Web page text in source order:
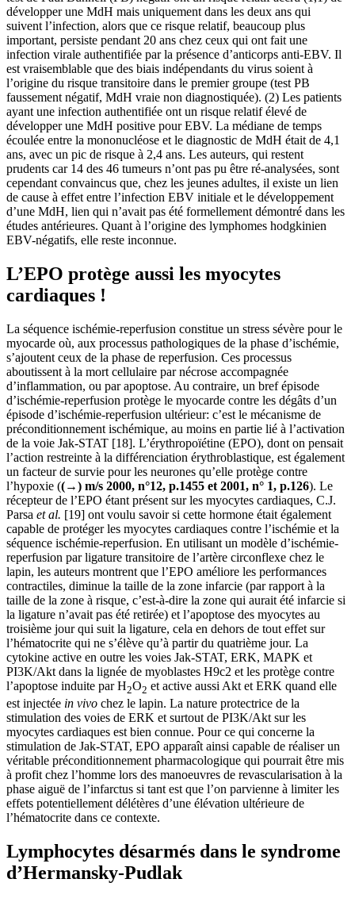
développer une MdH mais uniquement dans les deux ans qui
suivent l’infection, alors que ce risque relatif, beaucoup plus
important, persiste pendant 20 ans chez ceux qui ont fait une
infection virale authentifiée par la présence d’anticorps anti-EBV. Il
est vraisemblable que des biais indépendants du virus soient à
l’origine du risque transitoire dans le premier groupe (test PB
faussement négatif, MdH vraie non diagnostiquée). (2) Les patients
ayant une infection authentifiée ont un risque relatif élevé de
développer une MdH positive pour EBV. La médiane de temps
écoulée entre la mononucléose et le diagnostic de MdH était de 4,1
ans, avec un pic de risque à 2,4 ans. Les auteurs, qui restent
prudents car 14 des 46 tumeurs n’ont pas pu être ré-analysées, sont
cependant convaincus que, chez les jeunes adultes, il existe un lien
de cause à effet entre l’infection EBV initiale et le développement
d’une MdH, lien qui n’avait pas été formellement démontré dans les
études antérieures. Quant à l’origine des lymphomes hodgkinien
EBV-négatifs, elle reste inconnue.
L’EPO protège aussi les myocytes
cardiaques !
La séquence ischémie-reperfusion constitue un stress sévère pour le
myocarde où, aux processus pathologiques de la phase d’ischémie,
s’ajoutent ceux de la phase de reperfusion. Ces processus
aboutissent à la mort cellulaire par nécrose accompagnée
d’inflammation, ou par apoptose. Au contraire, un bref épisode
d’ischémie-reperfusion protège le myocarde contre les dégâts d’un
épisode d’ischémie-reperfusion ultérieur: c’est le mécanisme de
préconditionnement ischémique, au moins en partie lié à l’activation
de la voie Jak-STAT [18]. L’érythropoïétine (EPO), dont on pensait
l’action restreinte à la différenciation érythroblastique, est également
un facteur de survie pour les neurones qu’elle protège contre
l’hypoxie ((→) m/s 2000, n°12, p.1455 et 2001, n° 1, p.126). Le
récepteur de l’EPO étant présent sur les myocytes cardiaques, C.J.
Parsa et al. [19] ont voulu savoir si cette hormone était également
capable de protéger les myocytes cardiaques contre l’ischémie et la
séquence ischémie-reperfusion. En utilisant un modèle d’ischémie-
reperfusion par ligature transitoire de l’artère circonflexe chez le
lapin, les auteurs montrent que l’EPO améliore les performances
contractiles, diminue la taille de la zone infarcie (par rapport à la
taille de la zone à risque, c’est-à-dire la zone qui aurait été infarcie si
la ligature n’avait pas été retirée) et l’apoptose des myocytes au
troisième jour qui suit la ligature, cela en dehors de tout effet sur
l’hématocrite qui ne s’élève qu’à partir du quatrième jour. La
cytokine active en outre les voies Jak-STAT, ERK, MAPK et
PI3K/Akt dans la lignée de myoblastes H9c2 et les protège contre
l’apoptose induite par H2O2 et active aussi Akt et ERK quand elle
est injectée in vivo chez le lapin. La nature protectrice de la
stimulation des voies de ERK et surtout de PI3K/Akt sur les
myocytes cardiaques est bien connue. Pour ce qui concerne la
stimulation de Jak-STAT, EPO apparaît ainsi capable de réaliser un
véritable préconditionnement pharmacologique qui pourrait être mis
à profit chez l’homme lors des manoeuvres de revascularisation à la
phase aiguë de l’infarctus si tant est que l’on parvienne à limiter les
effets potentiellement délétères d’une élévation ultérieure de
l’hématocrite dans ce contexte.
Lymphocytes désarmés dans le syndrome
d’Hermansky-Pudlak